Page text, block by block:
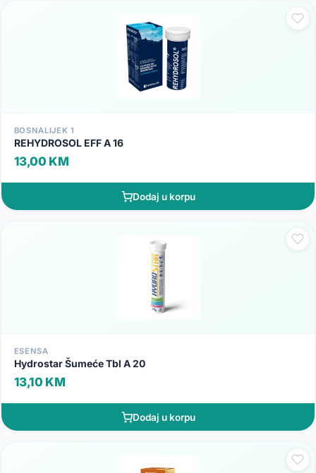
BOSNALIJEK 1
REHYDROSOL EFF A 16
13,00 KM
Dodaj u korpu
ESENSA
Hydrostar Šumeće Tbl A 20
13,10 KM
Dodaj u korpu